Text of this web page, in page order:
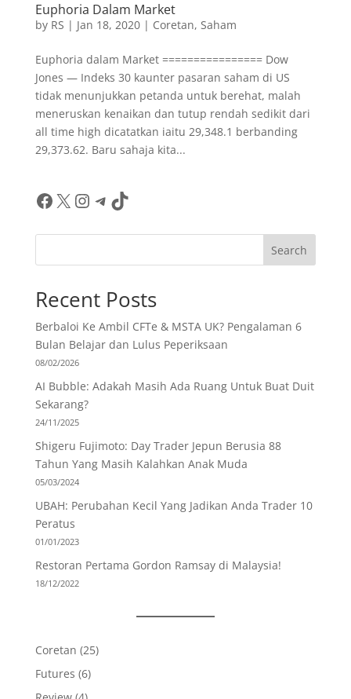
Euphoria Dalam Market
by RS | Jan 18, 2020| Coretan, Saham
Euphoria dalam Market ================ Dow
Jones — Indeks 30 kaunter pasaran saham di US
tidak menunjukkan petanda untuk berehat, malah
meneruskan kenaikan dan tutup rendah sedikit dari
all time high dicatatkan iaitu 29,348.1 berbanding
29,373.62. Baru sahaja kita...
Facebook
X Instagram
Telegram
TikTok
Search
Recent Posts
Berbaloi Ke Ambil CFTe & MSTA UK? Pengalaman 6
Bulan Belajar dan Lulus Peperiksaan
08/02/2026
AI Bubble: Adakah Masih Ada Ruang Untuk Buat Duit
Sekarang?
24/11/2025
Shigeru Fujimoto: Day Trader Jepun Berusia 88
Tahun Yang Masih Kalahkan Anak Muda
05/03/2024
UBAH: Perubahan Kecil Yang Jadikan Anda Trader 10
Peratus
01/01/2023
Restoran Pertama Gordon Ramsay di Malaysia!
18/12/2022
Coretan (25)
Futures (6)